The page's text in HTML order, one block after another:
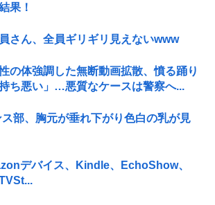
果！
さん、全員ギリギリ見えないwww
の体強調した無断動画拡散、憤る踊り
ち悪い」…悪質なケースは警察へ...
ス部、胸元が垂れ下がり色白の乳が見
デバイス、Kindle、EchoShow、